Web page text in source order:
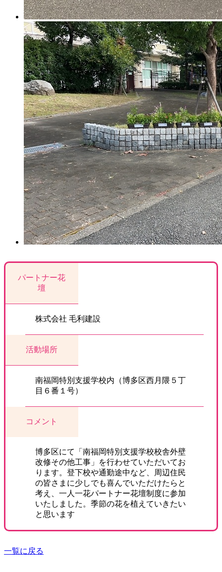
パートナー花
壇
株式会社 毛利建設
活動場所
南福岡特別支援学校内（博多区西月隈５丁
目６番１号）
コメント
博多区にて「南福岡特別支援学校校舎外壁
改修その他工事」を行わせていただいてお
ります。登下校や通勤途中など、周辺住民
の皆さまに少しでも喜んでいただけたらと
考え、一人一花パートナー花壇制度に参加
いたしました。季節の花を植えていきたい
と思います
一覧に戻る